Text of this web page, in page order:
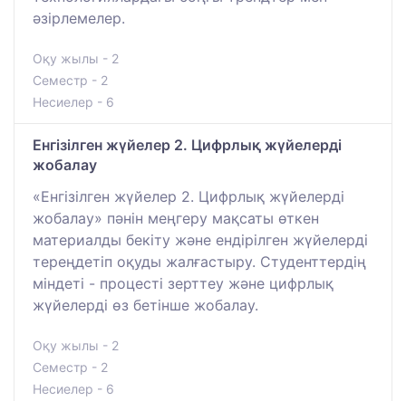
әзірлемелер.
Оқу жылы - 2
Семестр - 2
Несиелер - 6
Енгізілген жүйелер 2. Цифрлық жүйелерді
жобалау
«Енгізілген жүйелер 2. Цифрлық жүйелерді
жобалау» пәнін меңгеру мақсаты өткен
материалды бекіту және ендірілген жүйелерді
тереңдетіп оқуды жалғастыру. Студенттердің
міндеті - процесті зерттеу және цифрлық
жүйелерді өз бетінше жобалау.
Оқу жылы - 2
Семестр - 2
Несиелер - 6